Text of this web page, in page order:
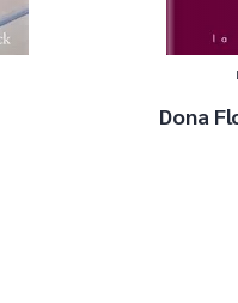
Dona